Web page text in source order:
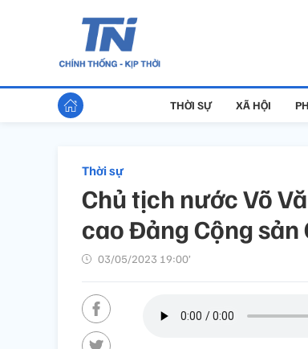
THỜI SỰ XÃ HỘI
Thời sự
Chủ tịch nước Võ
cao Đảng Cộng sản
03/05/2023 19:00’